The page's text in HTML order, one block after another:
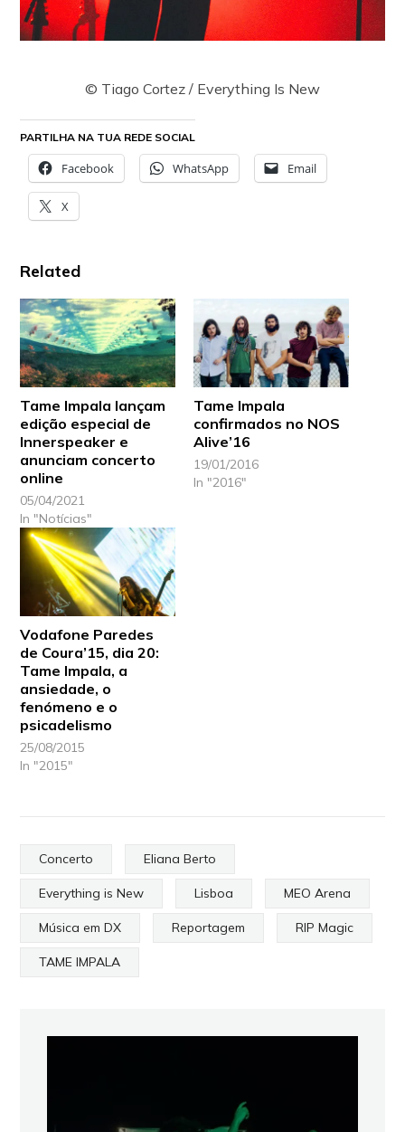
© Tiago Cortez / Everything Is New
PARTILHA NA TUA REDE SOCIAL
Facebook WhatsApp Email
X
Related
Tame Impala lançam
edição especial de
Innerspeaker e
anunciam concerto
online
05/04/2021
In "Notícias"
Tame Impala
confirmados no NOS
Alive’16
19/01/2016
In "2016"
Vodafone Paredes
de Coura’15, dia 20:
Tame Impala, a
ansiedade, o
fenómeno e o
psicadelismo
25/08/2015
In "2015"
Concerto Eliana Berto
Everything is New Lisboa MEO Arena
Música em DX Reportagem RIP Magic
TAME IMPALA